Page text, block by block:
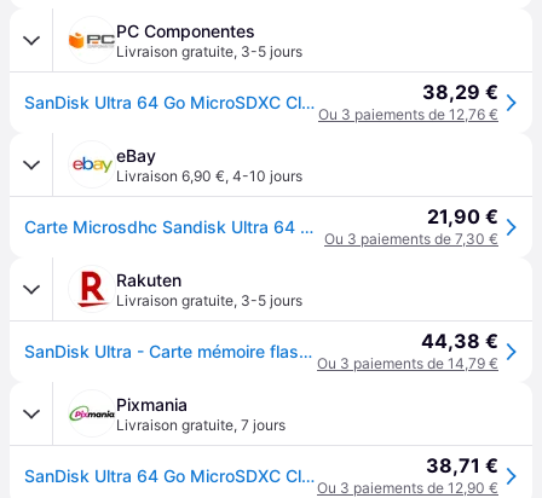
PC Componentes
Livraison gratuite, 3-5 jours
SanDisk Ultra 64 Go MicroSDXC Classe 10 38,29 €
Ou 3 paiements de 12,76 €
eBay
Livraison 6,90 €, 4-10 jours
Carte Microsdhc Sandisk Ultra 64 Go + Adaptateur Sd 120 Mo/s, Sdsqua4-064g-gn6ta 21,90 €
Ou 3 paiements de 7,30 €
Rakuten
Livraison gratuite, 3-5 jours
SanDisk Ultra - Carte mémoire flash (adaptateur microSDXC vers SD inclus(e)) - 64 Go - A1 / UHS-I U1 / Class10 - microSDXC UHS-I 44,38 €
Ou 3 paiements de 14,79 €
Pixmania
Livraison gratuite, 7 jours
SanDisk Ultra 64 Go MicroSDXC Classe 10 - Neuf - Gris 38,71 €
Ou 3 paiements de 12,90 €